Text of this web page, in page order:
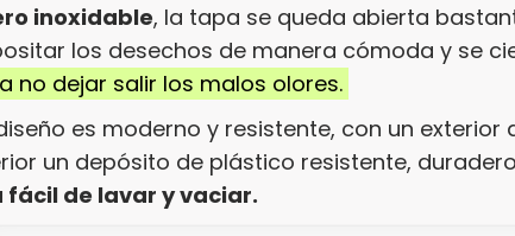
inoxidable, la tapa se queda abierta
los desechos de manera cómoda y se
no dejar salir los malos olores.
es moderno y resistente, con un exterior
un depósito de plástico resistente,
fácil de lavar y vaciar.